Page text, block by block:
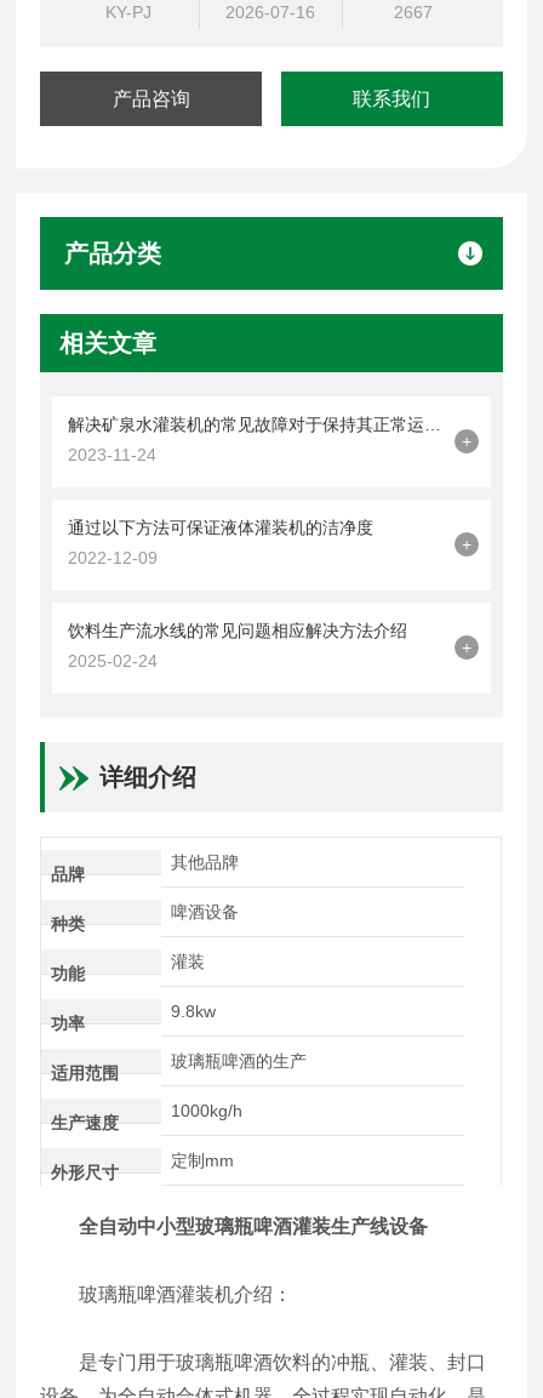
KY-PJ
2026-07-16
2667
产品咨询 联系我们
产品分类
相关文章
2023-11-24
+
通过以下方法可保证液体灌装机的洁净度
2022-12-09
+
饮料生产流水线的常见问题相应解决方法介绍
2025-02-24
+
详细介绍
品牌
其他品牌
种类
啤酒设备
功能
灌装
功率
9.8kw
适用范围
玻璃瓶啤酒的生产
生产速度
1000kg/h
外形尺寸
定制mm
全自动中小型玻璃瓶啤酒灌装生产线设备
玻璃瓶啤酒灌装机介绍：
是专门用于玻璃瓶啤酒饮料的冲瓶、灌装、封口